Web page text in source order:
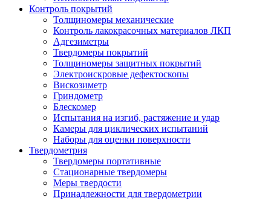
Контроль покрытий
Толщиномеры механические
Контроль лакокрасочных материалов ЛКП
Адгезиметры
Твердомеры покрытий
Толщиномеры защитных покрытий
Электроискровые дефектоскопы
Вискозиметр
Гриндометр
Блескомер
Испытания на изгиб, растяжение и удар
Камеры для циклических испытаний
Наборы для оценки поверхности
Твердометрия
Твердомеры портативные
Стационарные твердомеры
Меры твердости
Принадлежности для твердометрии